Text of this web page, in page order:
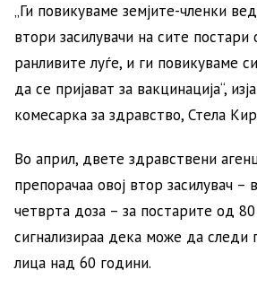
„Ги повикуваме земјите-членки
втори засилувачи на сите
ранливите луѓе, и ги повикуваме
да се пријават за вакцинација“,
комесарка за здравство, Стела
Во април, двете здравствени
препорачаа овој втор засилувач –
четврта доза – за постарите од
сигнализираа дека може да
лица над 60 години.